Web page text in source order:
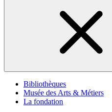
Bibliothèques
Musée des Arts & Métiers
La fondation